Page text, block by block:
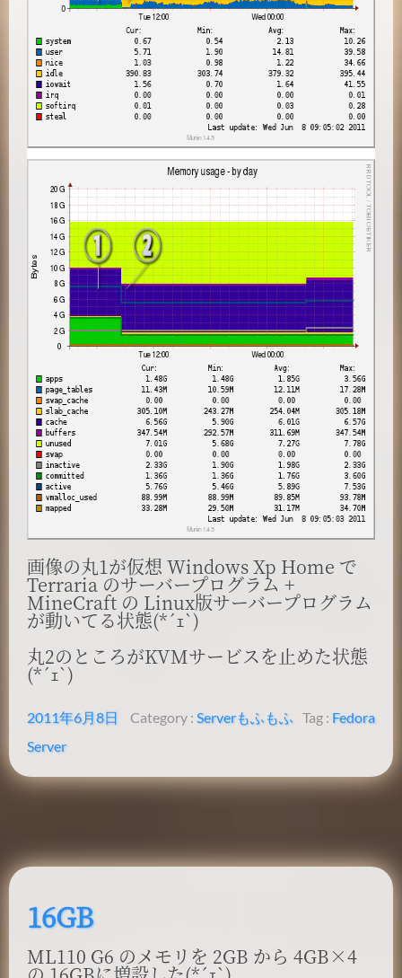
画像の丸1が仮想 Windows Xp Home で
Terraria のサーバープログラム +
MineCraft の Linux版サーバープログラム
が動いてる状態(*´ｪ`)
丸2のところがKVMサービスを止めた状態
(*´ｪ`)
2011年6月8日 Category : Serverもふもふ Tag : Fedora
Server
16GB
ML110 G6 のメモリを 2GB から 4GB×4